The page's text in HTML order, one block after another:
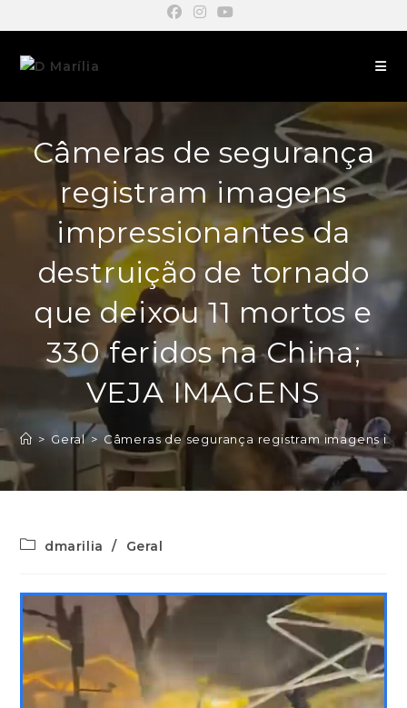
Câmeras de segurança
registram imagens
impressionantes da
destruição de tornado
que deixou 11 mortos e
330 feridos na China;
VEJA IMAGENS
> Geral > Câmeras de segurança registram imagens
dmarilia / Geral